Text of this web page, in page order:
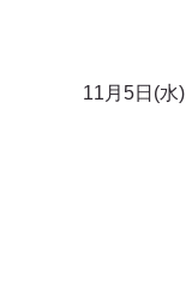
11月5日(水)